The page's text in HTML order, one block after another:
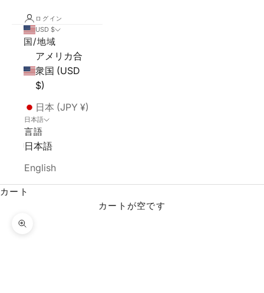
ログイン
USD $
国/地域
アメリカ合
衆国 (USD
$)
日本 (JPY ¥)
日本語
言語
日本語
English
カート
カートが空です
ズームイン